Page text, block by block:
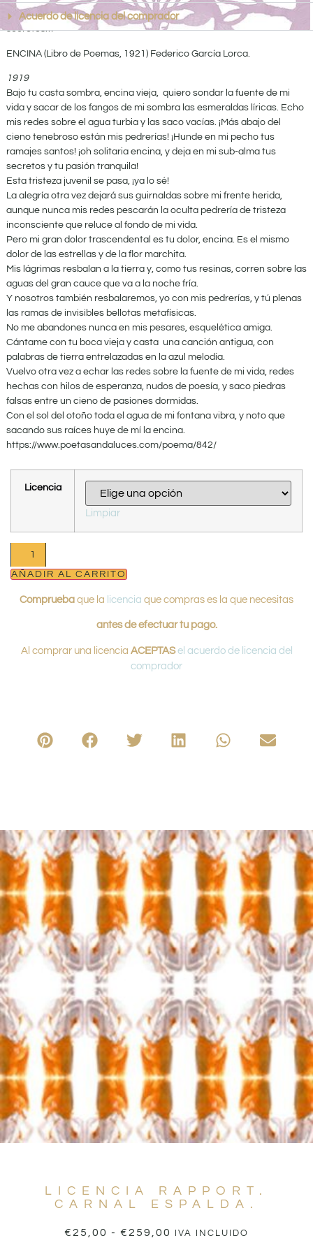
cobija, ese con tanta fuerza, tanta tierra, tanto sol, tanta luna, tantos
secretos…
ENCINA (Libro de Poemas, 1921) Federico García Lorca.
1919
Bajo tu casta sombra, encina vieja, quiero sondar la fuente de mi
vida y sacar de los fangos de mi sombra las esmeraldas líricas. Echo
mis redes sobre el agua turbia y las saco vacías. ¡Más abajo del
cieno tenebroso están mis pedrerías! ¡Hunde en mi pecho tus
ramajes santos! ¡oh solitaria encina, y deja en mi sub-alma tus
secretos y tu pasión tranquila!
Esta tristeza juvenil se pasa, ¡ya lo sé!
La alegría otra vez dejará sus guirnaldas sobre mi frente herida,
aunque nunca mis redes pescarán la oculta pedrería de tristeza
inconsciente que reluce al fondo de mi vida.
Pero mi gran dolor trascendental es tu dolor, encina. Es el mismo
dolor de las estrellas y de la flor marchita.
Mis lágrimas resbalan a la tierra y, como tus resinas, corren sobre las
aguas del gran cauce que va a la noche fría.
Y nosotros también resbalaremos, yo con mis pedrerías, y tú plenas
las ramas de invisibles bellotas metafísicas.
No me abandones nunca en mis pesares, esquelética amiga.
Cántame con tu boca vieja y casta una canción antigua, con
palabras de tierra entrelazadas en la azul melodía.
Vuelvo otra vez a echar las redes sobre la fuente de mi vida, redes
hechas con hilos de esperanza, nudos de poesía, y saco piedras
falsas entre un cieno de pasiones dormidas.
Con el sol del otoño toda el agua de mi fontana vibra, y noto que
sacando sus raíces huye de mí la encina.
https://www.poetasandaluces.com/poema/842/
Licencia
Limpiar
AÑADIR AL CARRITO
Comprueba que la licencia que compras es la que necesitas
antes de efectuar tu pago.
Al comprar una licencia ACEPTAS el acuerdo de licencia del
comprador
Acuerdo de licencia del comprador
LICENCIA RAPPORT.
CARNAL ESPALDA.
€25,00 - €259,00 IVA INCLUIDO